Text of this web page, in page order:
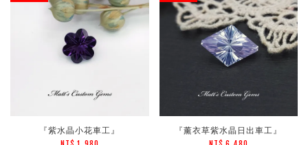
『紫水晶小花車工』 『薰衣草紫水晶日出車工』